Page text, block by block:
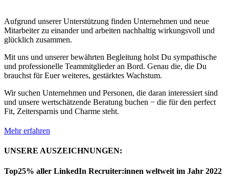
Aufgrund unserer Unterstützung finden Unternehmen und neue
Mitarbeiter zu einander und arbeiten nachhaltig wirkungsvoll und
glücklich zusammen.
Mit uns und unserer bewährten Begleitung holst Du sympathische
und professionelle Teammitglieder an Bord. Genau die, die Du
brauchst für Euer weiteres, gestärktes Wachstum.
Wir suchen Unternehmen und Personen, die daran interessiert sind
und unsere wertschätzende Beratung buchen − die für den perfect
Fit, Zeitersparnis und Charme steht.
Mehr erfahren
UNSERE AUSZEICHNUNGEN:
Top25% aller LinkedIn Recruiter:innen weltweit im Jahr 2022